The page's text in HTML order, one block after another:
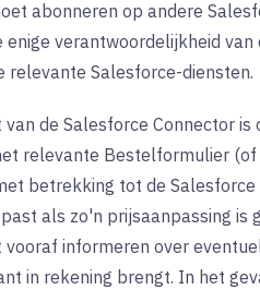
abonneren op andere
verantwoordelijkheid
relevante Salesforce-diensten.
de Salesforce Connector
relevante Bestelformulier
betrekking tot de
als zo'n prijsaanpassing is
informeren over
in rekening brengt. In het